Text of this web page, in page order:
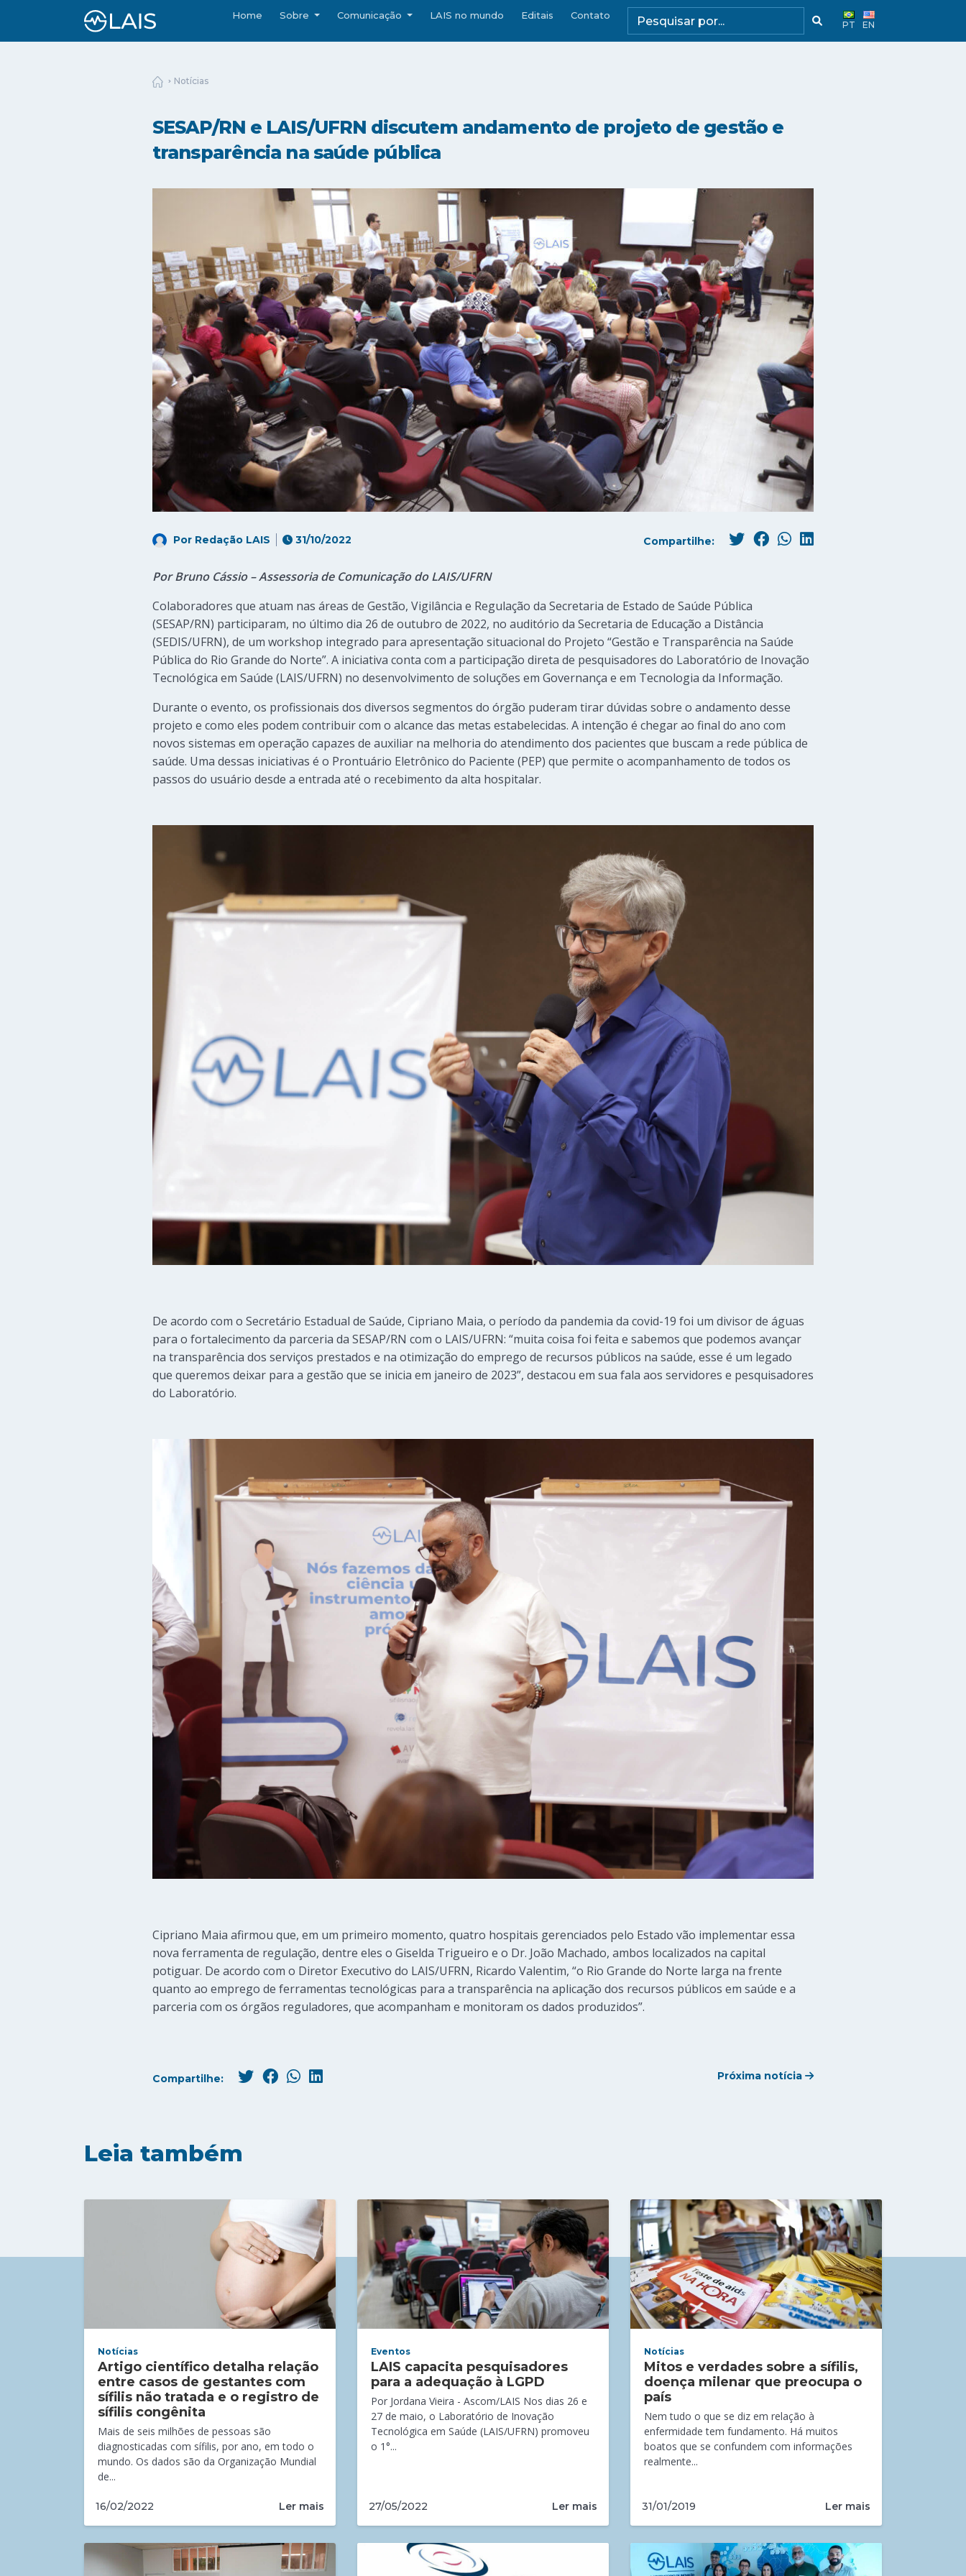
Home Sobre Comunicação LAIS no mundo Editais Contato
PT EN
Notícias
SESAP/RN e LAIS/UFRN discutem andamento de projeto de gestão e
transparência na saúde pública
Por Redação LAIS 31/10/2022 Compartilhe:
Por Bruno Cássio – Assessoria de Comunicação do LAIS/UFRN
Colaboradores que atuam nas áreas de Gestão, Vigilância e Regulação da Secretaria de Estado de Saúde Pública
(SESAP/RN) participaram, no último dia 26 de outubro de 2022, no auditório da Secretaria de Educação a Distância
(SEDIS/UFRN), de um workshop integrado para apresentação situacional do Projeto “Gestão e Transparência na Saúde
Pública do Rio Grande do Norte”. A iniciativa conta com a participação direta de pesquisadores do Laboratório de Inovação
Tecnológica em Saúde (LAIS/UFRN) no desenvolvimento de soluções em Governança e em Tecnologia da Informação.
Durante o evento, os profissionais dos diversos segmentos do órgão puderam tirar dúvidas sobre o andamento desse
projeto e como eles podem contribuir com o alcance das metas estabelecidas. A intenção é chegar ao final do ano com
novos sistemas em operação capazes de auxiliar na melhoria do atendimento dos pacientes que buscam a rede pública de
saúde. Uma dessas iniciativas é o Prontuário Eletrônico do Paciente (PEP) que permite o acompanhamento de todos os
passos do usuário desde a entrada até o recebimento da alta hospitalar.
De acordo com o Secretário Estadual de Saúde, Cipriano Maia, o período da pandemia da covid-19 foi um divisor de águas
para o fortalecimento da parceria da SESAP/RN com o LAIS/UFRN: “muita coisa foi feita e sabemos que podemos avançar
na transparência dos serviços prestados e na otimização do emprego de recursos públicos na saúde, esse é um legado
que queremos deixar para a gestão que se inicia em janeiro de 2023”, destacou em sua fala aos servidores e pesquisadores
do Laboratório.
Cipriano Maia afirmou que, em um primeiro momento, quatro hospitais gerenciados pelo Estado vão implementar essa
nova ferramenta de regulação, dentre eles o Giselda Trigueiro e o Dr. João Machado, ambos localizados na capital
potiguar. De acordo com o Diretor Executivo do LAIS/UFRN, Ricardo Valentim, “o Rio Grande do Norte larga na frente
quanto ao emprego de ferramentas tecnológicas para a transparência na aplicação dos recursos públicos em saúde e a
parceria com os órgãos reguladores, que acompanham e monitoram os dados produzidos”.
Compartilhe: Próxima notícia
Leia também
Notícias
Artigo científico detalha relação
entre casos de gestantes com
sífilis não tratada e o registro de
sífilis congênita
Mais de seis milhões de pessoas são
diagnosticadas com sífilis, por ano, em todo o
mundo. Os dados são da Organização Mundial
de...
16/02/2022 Ler mais
Eventos
LAIS capacita pesquisadores
para a adequação à LGPD
Por Jordana Vieira - Ascom/LAIS Nos dias 26 e
27 de maio, o Laboratório de Inovação
Tecnológica em Saúde (LAIS/UFRN) promoveu
o 1°...
27/05/2022 Ler mais
Notícias
Mitos e verdades sobre a sífilis,
doença milenar que preocupa o
país
Nem tudo o que se diz em relação à
enfermidade tem fundamento. Há muitos
boatos que se confundem com informações
realmente...
31/01/2019 Ler mais